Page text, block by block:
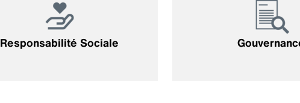
Responsabilité Sociale